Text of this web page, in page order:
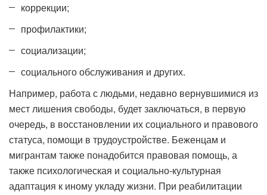
коррекции;
профилактики;
социализации;
социального обслуживания и других.
Например, работа с людьми, недавно вернувшимися из
мест лишения свободы, будет заключаться, в первую
очередь, в восстановлении их социального и правового
статуса, помощи в трудоустройстве. Беженцам и
мигрантам также понадобится правовая помощь, а
также психологическая и социально-культурная
адаптация к иному укладу жизни. При реабилитации